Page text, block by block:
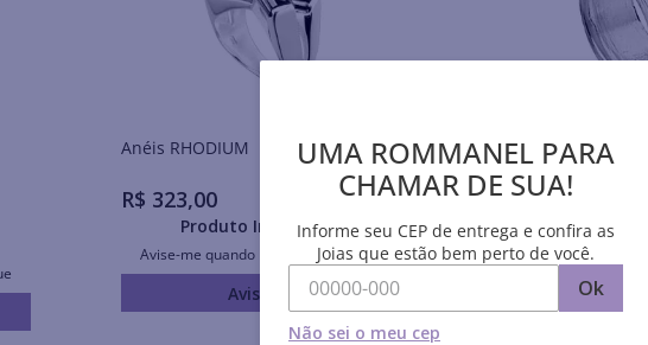
Anéis RHODIUM
R$ 323,00
Produto Indisponível
Avise-me quando retornar ao estoque
Avise-me
Anéis RHODIUM
R$ 401,
Em até10x R$
Produto
Avise-me quando
UMA ROMMANEL PARA
CHAMAR DE SUA!
Informe seu CEP de entrega e confira as
Joias que estão bem perto de você.
Ok
Não sei o meu cep